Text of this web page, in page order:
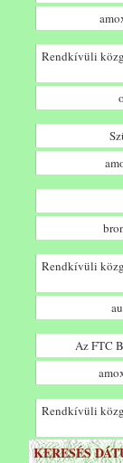
Rendkívüli
Rendkívüli
Az FTC
Rendkívüli
KERESÉS